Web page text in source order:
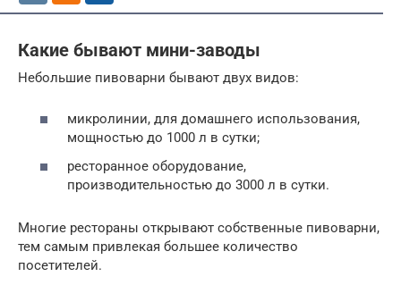
Какие бывают мини-заводы
Небольшие пивоварни бывают двух видов:
микролинии, для домашнего использования,
мощностью до 1000 л в сутки;
ресторанное оборудование,
производительностью до 3000 л в сутки.
Многие рестораны открывают собственные пивоварни,
тем самым привлекая большее количество
посетителей.